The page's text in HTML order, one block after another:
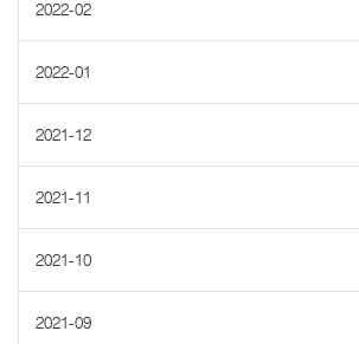
2022-02
2022-01
2021-12
2021-11
2021-10
2021-09